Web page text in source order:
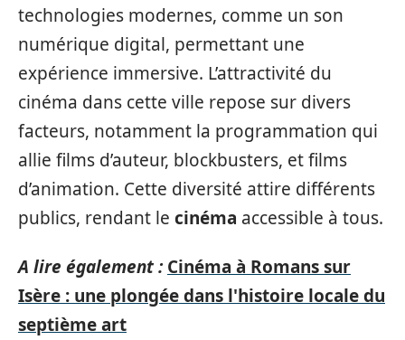
technologies modernes, comme un son
numérique digital, permettant une
expérience immersive. L’attractivité du
cinéma dans cette ville repose sur divers
facteurs, notamment la programmation qui
allie films d’auteur, blockbusters, et films
d’animation. Cette diversité attire différents
publics, rendant le cinéma accessible à tous.
A lire également : Cinéma à Romans sur
Isère : une plongée dans l'histoire locale du
septième art